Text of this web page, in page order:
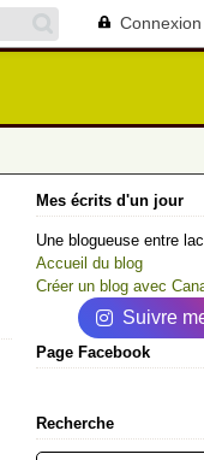
Connexion
Mes écrits d'un jour
Une blogueuse entre
Accueil du blog
Créer un blog avec
Suivre
Page Facebook
Recherche